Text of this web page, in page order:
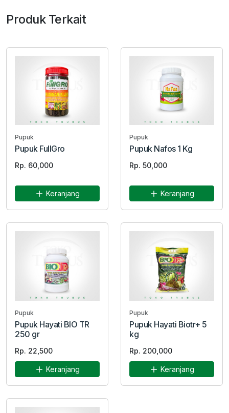
Produk Terkait
Pupuk
Pupuk FullGro
Rp. 60,000
Keranjang
Pupuk
Pupuk Nafos 1 Kg
Rp. 50,000
Keranjang
Pupuk
Pupuk Hayati BIO TR
250 gr
Rp. 22,500
Keranjang
Pupuk
Pupuk Hayati Biotr+ 5
kg
Rp. 200,000
Keranjang